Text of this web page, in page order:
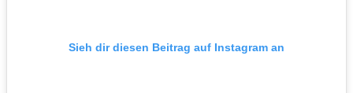
Sieh dir diesen Beitrag auf Instagram an